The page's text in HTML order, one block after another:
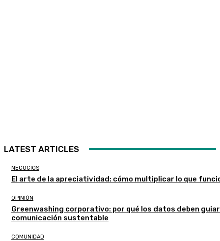
LATEST ARTICLES
NEGOCIOS
El arte de la apreciatividad: cómo multiplicar lo que
OPINIÓN
Greenwashing corporativo: por qué los datos deben
comunicación sustentable
COMUNIDAD